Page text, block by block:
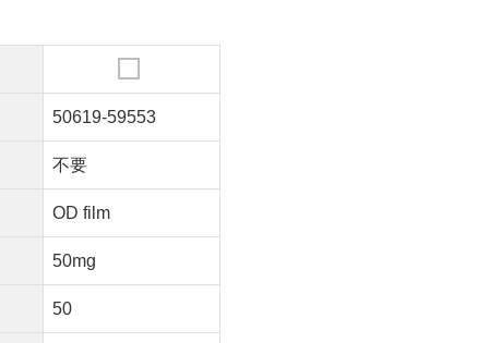
50619-59553
不要
OD film
50mg
50